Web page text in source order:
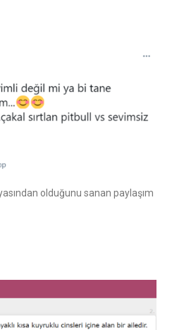
olduğunu sanan paylaşım